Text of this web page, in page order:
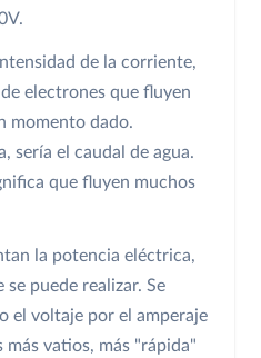
de la corriente,
electrones que fluyen
momento dado.
sería el caudal de agua.
que fluyen muchos
la potencia eléctrica,
puede realizar. Se
el voltaje por el amperaje
más vatios, más "rápida"